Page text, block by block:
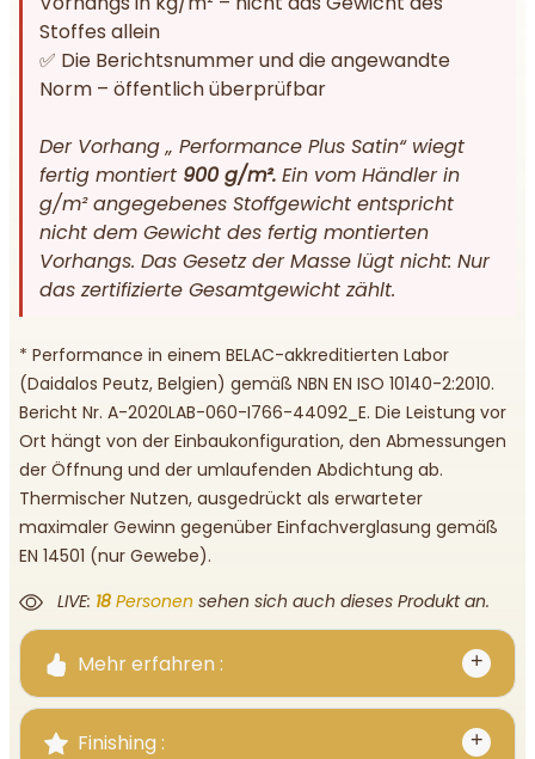
Stoffes allein
✅ Die Berichtsnummer und die angewandte
Norm – öffentlich überprüfbar
Der Vorhang „ Performance Plus Satin“ wiegt
fertig montiert 900 g/m². Ein vom Händler in
g/m² angegebenes Stoffgewicht entspricht
nicht dem Gewicht des fertig montierten
Vorhangs. Das Gesetz der Masse lügt nicht: Nur
das zertifizierte Gesamtgewicht zählt.
* Performance in einem BELAC-akkreditierten Labor
(Daidalos Peutz, Belgien) gemäß NBN EN ISO 10140-2:2010.
Bericht Nr. A-2020LAB-060-I766-44092_E. Die Leistung vor
Ort hängt von der Einbaukonfiguration, den Abmessungen
der Öffnung und der umlaufenden Abdichtung ab.
Thermischer Nutzen, ausgedrückt als erwarteter
maximaler Gewinn gegenüber Einfachverglasung gemäß
EN 14501 (nur Gewebe).
LIVE: 18 Personen sehen sich auch dieses Produkt an.
Mehr erfahren :
Finishing :